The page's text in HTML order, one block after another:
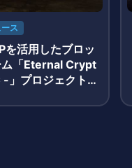
ス
を活用したブロッ
ム「Eternal Crypt
プロジェクト